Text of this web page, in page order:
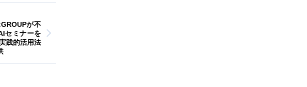
が不
セミナーを
践的活用法